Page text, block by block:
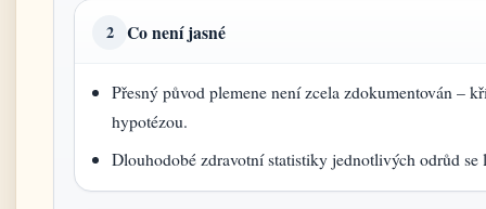
2 Co není jasné
Přesný původ plemene není zcela zdokumentován –
hypotézou.
Dlouhodobé zdravotní statistiky jednotlivých odrůd